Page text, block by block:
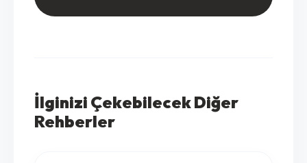
İlginizi Çekebilecek Diğer
Rehberler